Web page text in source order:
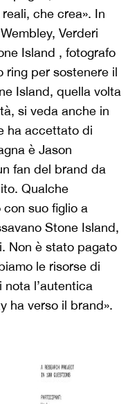
che crea». In
Verderi
Island , fotografo
ring per sostenere il
Island, quella volta
si veda anche in
ha accettato di
è Jason
fan del brand da
Qualche
suo figlio a
Stone Island,
Non è stato pagato
le risorse di
l’autentica
ha verso il brand».